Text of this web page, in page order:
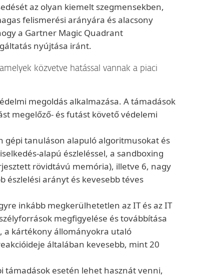
az olyan kiemelt szegmensekben,
felismerési arányára és alacsony
a Gartner Magic Quadrant
nyújtása iránt.
közvetve hatással vannak a piaci
megoldás alkalmazása. A támadások
megelőző- és futást követő védelemi
gépi tanuláson alapuló algoritmusokat és
alapú észleléssel, a sandboxing
rövidtávú memória), illetve 6, nagy
arányt és kevesebb téves
inkább megkerülhetetlen az IT és az IT
megfigyelése és továbbítása
a kártékony állományokra utaló
általában kevesebb, mint 20
támadások esetén lehet hasznát venni,